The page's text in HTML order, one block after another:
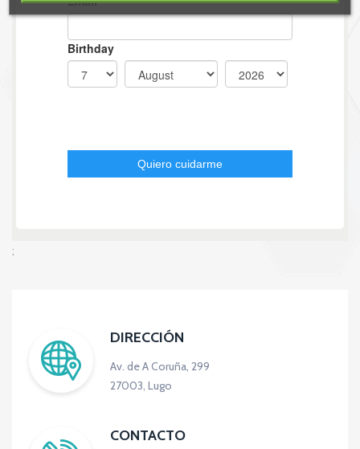
;
DIRECCIÓN
Av. de A Coruña, 299
27003, Lugo
CONTACTO